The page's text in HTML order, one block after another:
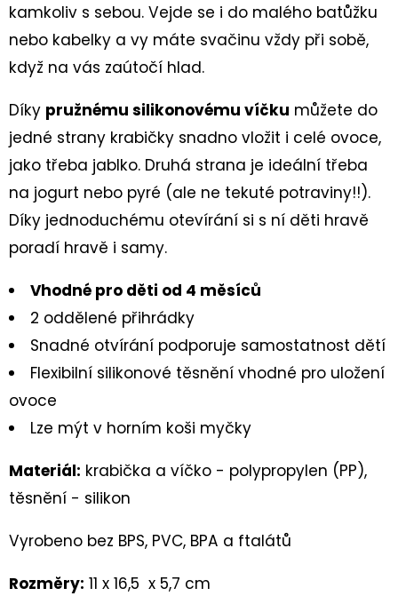
kamkoliv s sebou. Vejde se i do malého batůžku
nebo kabelky a vy máte svačinu vždy při sobě,
když na vás zaútočí hlad.
Díky pružnému silikonovému víčku můžete do
jedné strany krabičky snadno vložit i celé ovoce,
jako třeba jablko. Druhá strana je ideální třeba
na jogurt nebo pyré (ale ne tekuté potraviny!!).
Díky jednoduchému otevírání si s ní děti hravě
poradí hravě i samy.
Vhodné pro děti od 4 měsíců
2 oddělené přihrádky
Snadné otvírání podporuje samostatnost dětí
Flexibilní silikonové těsnění vhodné pro uložení
ovoce
Lze mýt v horním koši myčky
Materiál: krabička a víčko - polypropylen (PP),
těsnění - silikon
Vyrobeno bez BPS, PVC, BPA a ftalátů
Rozměry: 11 x 16,5 x 5,7 cm
FIT
DĚTSKÁ
CELOROČNÍ
BOTA
TRACE
006042
ROT/ORANGE
2
230
Kč